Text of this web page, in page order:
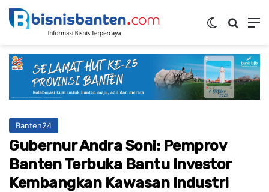
Switch skin
Banten24
Gubernur Andra Soni: Pemprov
Banten Terbuka Bantu Investor
Kembangkan Kawasan Industri